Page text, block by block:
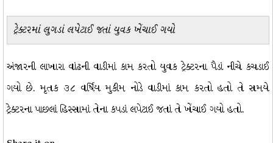
ટ્રેક્ટરમાં લુગડાં લપેટાઈ જતાં યુવક ખેંચાઈ ગયો
અંજારની લાખારા વાંઢની વાડીમાં કામ કરતો યુવક ટ્રેક્ટરના પૈડાં નીચે કચડાઈ
ગયો છે. મૃતક ૩૮ વર્ષિય મુકીમ નોડે વાડીમાં કામ કરતો હતો તે સમયે
ટ્રેક્ટરના પાછલાં હિસ્સામાં તેના કપડાં લપેટાઈ જતાં તે ખેંચાઈ ગયો હતો.